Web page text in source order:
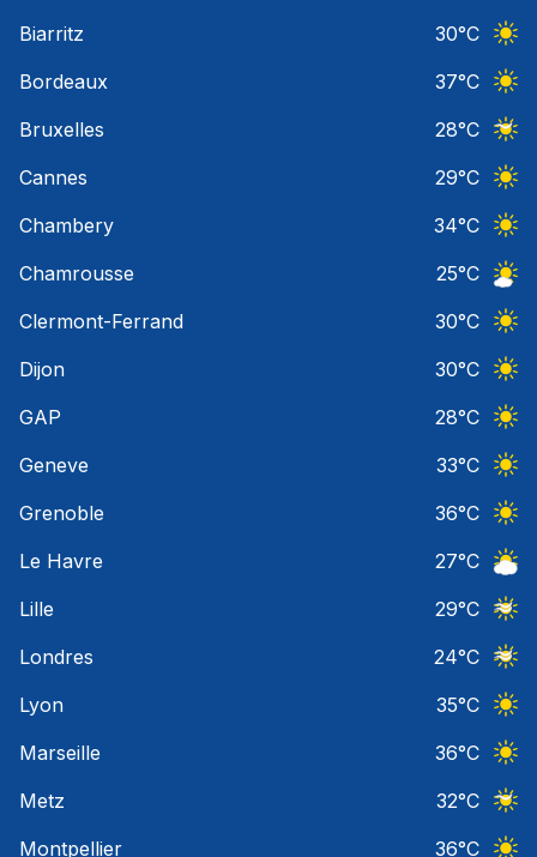
Biarritz
30°C
Bordeaux
37°C
Bruxelles
28°C
Cannes
29°C
Chambery
34°C
Chamrousse
25°C
Clermont-Ferrand
30°C
Dijon
30°C
GAP
28°C
Geneve
33°C
Grenoble
36°C
Le Havre
27°C
Lille
29°C
Londres
24°C
Lyon
35°C
Marseille
36°C
Metz
32°C
Montpellier
36°C